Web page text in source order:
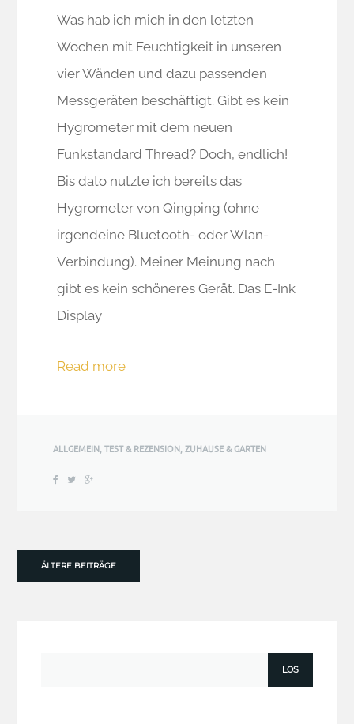
Was hab ich mich in den letzten
Wochen mit Feuchtigkeit in unseren
vier Wänden und dazu passenden
Messgeräten beschäftigt. Gibt es kein
Hygrometer mit dem neuen
Funkstandard Thread? Doch, endlich!
Bis dato nutzte ich bereits das
Hygrometer von Qingping (ohne
irgendeine Bluetooth- oder Wlan-
Verbindung). Meiner Meinung nach
gibt es kein schöneres Gerät. Das E-Ink
Display
Read more
ALLGEMEIN,TEST & REZENSION,ZUHAUSE & GARTEN
ÄLTERE BEITRÄGE